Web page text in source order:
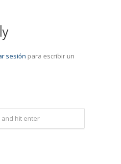
sesión para escribir un